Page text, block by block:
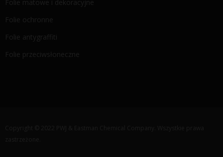
Folie matowe i dekoracyjne
Folie ochronne
Folie antygraffiti
Folie przeciwsłoneczne